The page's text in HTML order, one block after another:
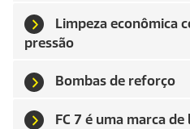
Limpeza econômica
pressão
Bombas de reforço
FC 7 é uma marca